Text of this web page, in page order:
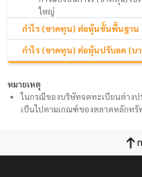
ใหญ่
กำไร (ขาดทุน) ต่อหุ้นขั้นพื้นฐา
กำไร (ขาดทุน) ต่อหุ้นปรับลด (บ
หมายเหตุ
ในกรณีของบริษัทจดทะเบียนต่างป
เป็นไปตามเกณฑ์ของตลาดหลักทรั